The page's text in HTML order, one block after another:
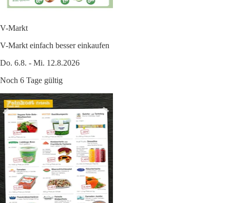
V-Markt
V-Markt einfach besser einkaufen
Do. 6.8. - Mi. 12.8.2026
Noch 6 Tage gültig